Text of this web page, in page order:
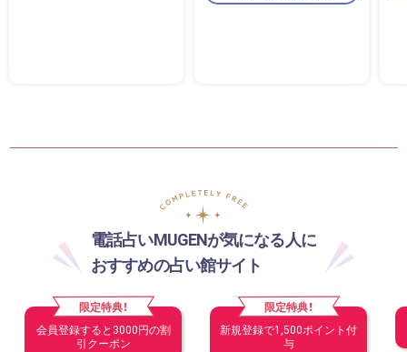
電話占いMUGENが気になる人に
おすすめの占い館サイト
限定特典！
会員登録すると3000円の割
引クーポン
限定特典！
新規登録で1,500ポイント付
与